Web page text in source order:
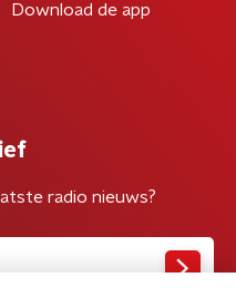
Download de app
radio nieuws?